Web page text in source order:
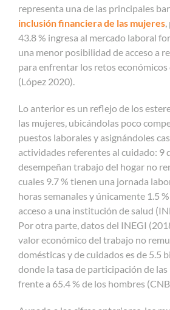
representa una de las principales
inclusión financiera de las mujeres,
43.8 % ingresa al mercado laboral
una menor posibilidad de acceso a
para enfrentar los retos económicos
(López 2020).
Lo anterior es un reflejo de los
las mujeres, ubicándolas poco
puestos laborales y asignándoles
actividades referentes al cuidado: 9
desempeñan trabajo del hogar no
cuales 9.7 % tienen una jornada
horas semanales y únicamente 1.5
acceso a una institución de salud
Por otra parte, datos del INEGI
valor económico del trabajo no
domésticas y de cuidados es de 5.5
donde la tasa de participación de las
frente a 65.4 % de los hombres